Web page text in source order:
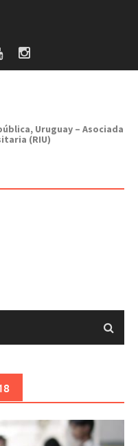
Uruguay – Asociada
(RIU)